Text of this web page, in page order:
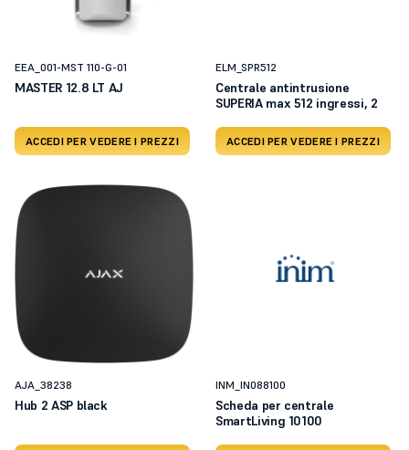
EEA_001-MST 110-G-01
MASTER 12.8 LT AJ
ACCEDI PER VEDERE I PREZZI
ELM_SPR512
Centrale antintrusione
SUPERIA max 512 ingressi, 2
ACCEDI PER VEDERE I PREZZI
AJA_38238
Hub 2 ASP black
INM_IN088100
Scheda per centrale
SmartLiving 10100